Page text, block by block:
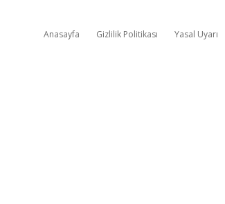
Anasayfa Gizlilik Politikası Yasal Uyarı